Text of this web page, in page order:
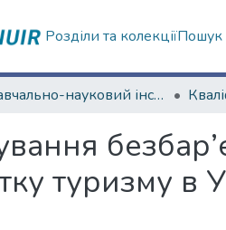
Розділи та колекціїПошук
Навчально-науковий інститут "Каразінський інститут міжнародних відносин та туристичного бізнесу"
туризму в